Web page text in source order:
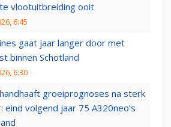
vlootuitbreiding ooit
6:45
gaat jaar langer door met
binnen Schotland
6:30
groeiprognoses na sterk
eind volgend jaar 75 A320neo’s